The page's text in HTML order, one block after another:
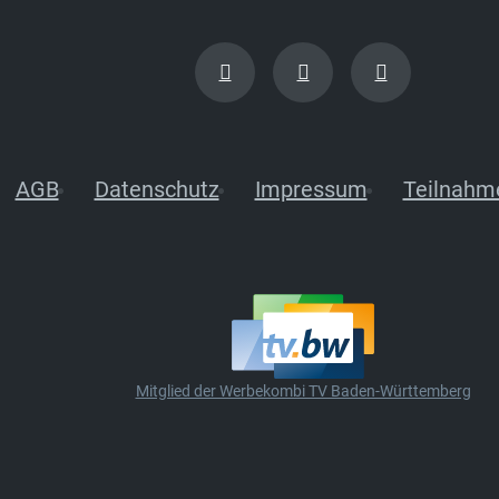
AGB Datenschutz Impressum
Mitglied der Werbekombi TV Baden-Württemberg